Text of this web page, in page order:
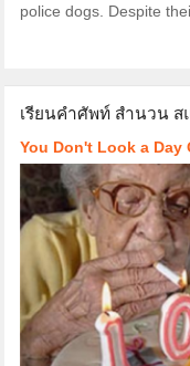
police dogs. Despite
เรียนคำศัพท์ สำนวน ส
You Don't Look a Day